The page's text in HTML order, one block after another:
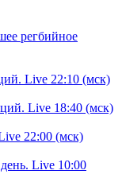
регбийное
Live 22:10 (мск)
Live 18:40 (мск)
22:00 (мск)
Live 10:00